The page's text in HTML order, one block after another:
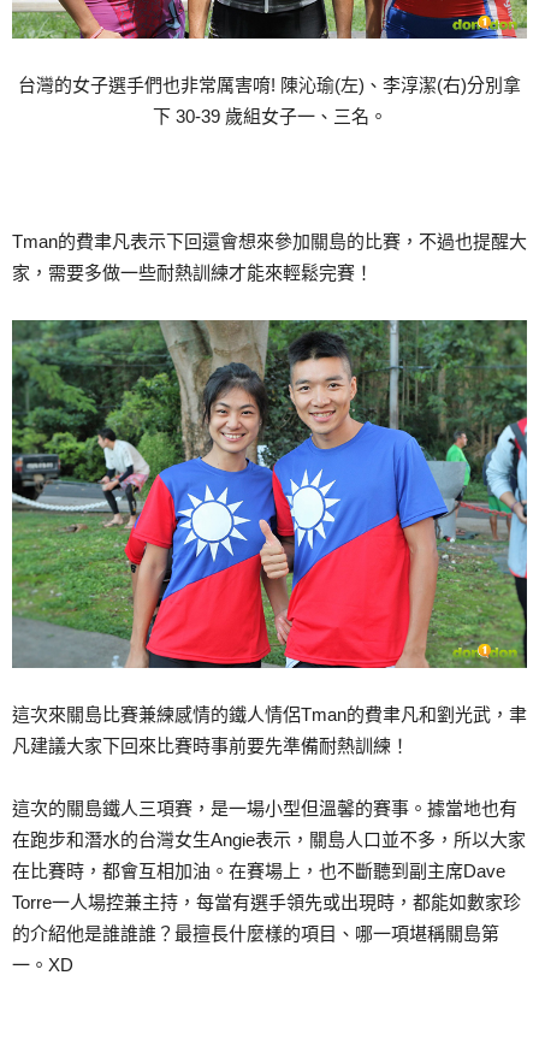
台灣的女子選手們也非常厲害唷! 陳沁瑜(左)、李淳潔(右)分別拿
下 30-39 歲組女子一、三名。
Tman的費聿凡表示下回還會想來參加關島的比賽，不過也提醒大
家，需要多做一些耐熱訓練才能來輕鬆完賽！
這次來關島比賽兼練感情的鐵人情侶Tman的費聿凡和劉光武，聿
凡建議大家下回來比賽時事前要先準備耐熱訓練！
這次的關島鐵人三項賽，是一場小型但溫馨的賽事。據當地也有
在跑步和潛水的台灣女生Angie表示，關島人口並不多，所以大家
在比賽時，都會互相加油。在賽場上，也不斷聽到副主席Dave
Torre一人場控兼主持，每當有選手領先或出現時，都能如數家珍
的介紹他是誰誰誰？最擅長什麼樣的項目、哪一項堪稱關島第
一。XD